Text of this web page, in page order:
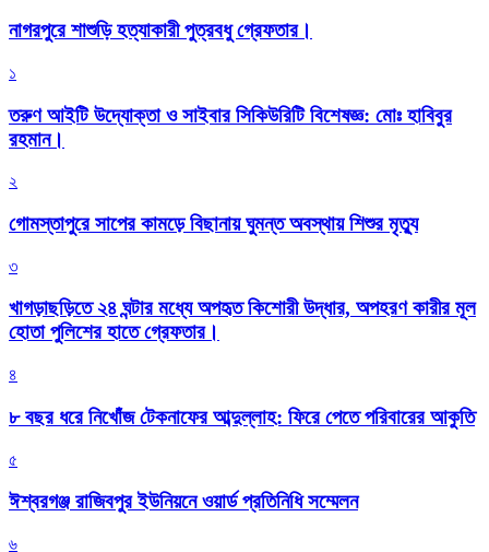
নাগরপুরে শাশুড়ি হত্যাকারী পুত্রবধু গ্রেফতার।
১
তরুণ আইটি উদ্যোক্তা ও সাইবার সিকিউরিটি বিশেষজ্ঞ: মোঃ হাবিবুর
রহমান।
২
গোমস্তাপুরে সাপের কামড়ে বিছানায় ঘুমন্ত অবস্থায় শিশুর মৃত্যু
৩
খাগড়াছড়িতে ২৪ ঘন্টার মধ্যে অপহৃত কিশোরী উদ্ধার, অপহরণ কারীর মূল
হোতা পুলিশের হাতে গ্রেফতার।
৪
৮ বছর ধরে নিখোঁজ টেকনাফের আব্দুল্লাহ: ফিরে পেতে পরিবারের আকুতি
৫
ঈশ্বরগঞ্জ রাজিবপুর ইউনিয়নে ওয়ার্ড প্রতিনিধি সম্মেলন
৬